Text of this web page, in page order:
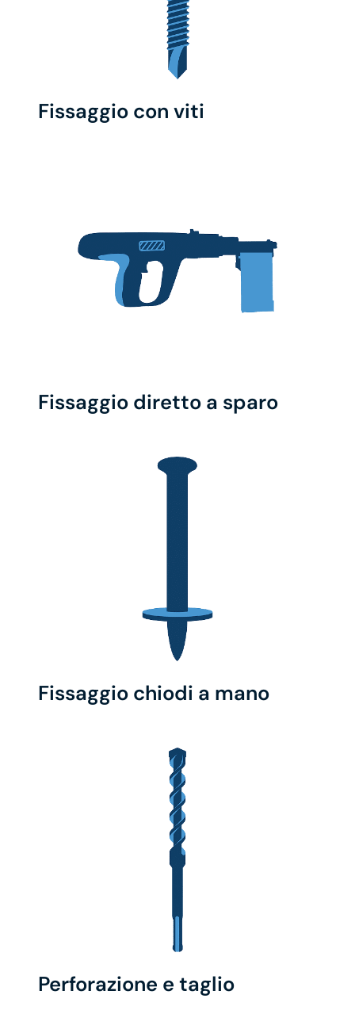
Fissaggio con viti
Fissaggio diretto a sparo
Fissaggio chiodi a mano
Perforazione e taglio